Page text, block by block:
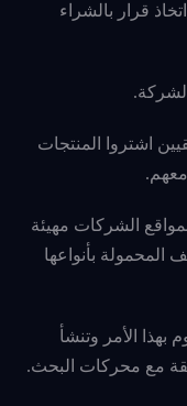
قرار بالشراء
اشتروا المنتجات
الشركات مهيئة
المحمولة بأنواعها
الأمر وتنشأ
مع محركات البحث.